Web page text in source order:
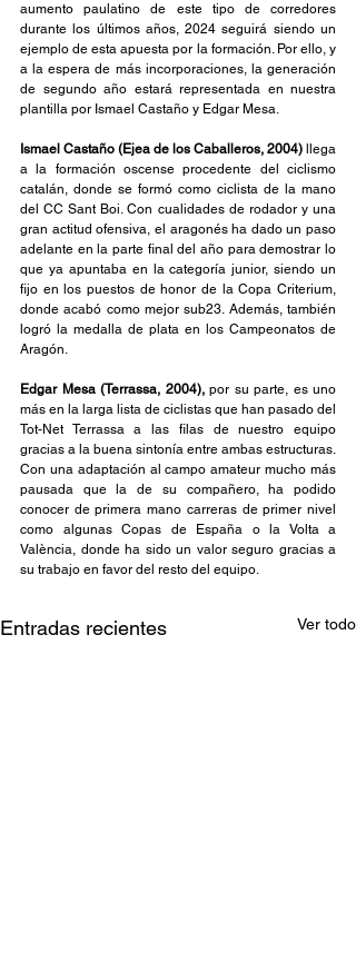
aumento paulatino de este tipo de corredores
durante los últimos años, 2024 seguirá siendo un
ejemplo de esta apuesta por la formación. Por ello, y
a la espera de más incorporaciones, la generación
de segundo año estará representada en nuestra
plantilla por Ismael Castaño y Edgar Mesa.
Ismael Castaño (Ejea de los Caballeros, 2004)
llega
a la formación oscense procedente del ciclismo
catalán, donde se formó como ciclista de la mano
del CC Sant Boi. Con cualidades de rodador y una
gran actitud ofensiva, el aragonés ha dado un paso
adelante en la parte final del año para demostrar lo
que ya apuntaba en la categoría junior, siendo un
fijo en los puestos de honor de la Copa Criterium,
donde acabó como mejor sub23. Además, también
logró la medalla de plata en los Campeonatos de
Aragón.
Edgar Mesa (Terrassa, 2004), por su parte, es uno
más en la larga lista de ciclistas que han pasado del
Tot-Net Terrassa a las filas de nuestro equipo
gracias a la buena sintonía entre ambas estructuras.
Con una adaptación al campo amateur mucho más
pausada que la de su compañero, ha podido
conocer de primera mano carreras de primer nivel
como algunas Copas de España o la Volta a
València, donde ha sido un valor seguro gracias a
su trabajo en favor del resto del equipo.
Entradas recientes Ver todo